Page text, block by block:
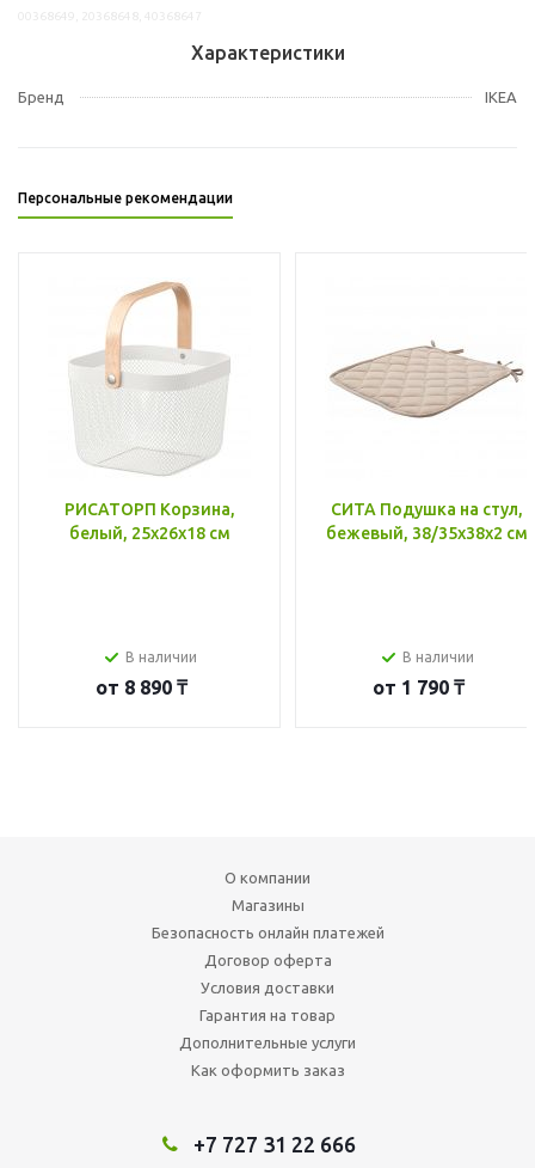
Характеристики
Бренд IKEA
Персональные рекомендации
РИСАТОРП Корзина,
белый, 25x26x18 см
В наличии
от 8 890 ₸
СИТА Подушка на стул,
бежевый, 38/35x38x2 см
В наличии
от 1 790 ₸
О компании
Магазины
Безопасность онлайн платежей
Договор оферта
Условия доставки
Гарантия на товар
Дополнительные услуги
Как оформить заказ
+7 727 31 22 666